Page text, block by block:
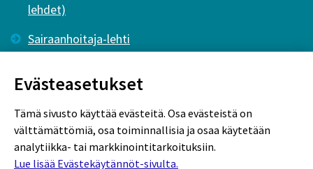
lehdet)
Sairaanhoitaja-lehti
Evästeasetukset
Tämä sivusto käyttää evästeitä. Osa evästeistä on
välttämättömiä, osa toiminnallisia ja osaa käytetään
analytiikka- tai markkinointitarkoituksiin.
Lue lisää Evästekäytännöt-sivulta.